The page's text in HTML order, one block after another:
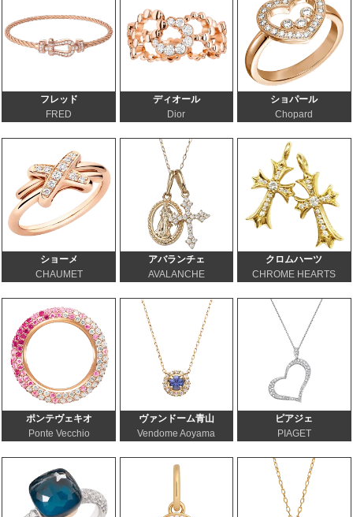
フレッド
FRED
ディオール
Dior
ショパール
Chopard
ショーメ
CHAUMET
アバランチェ
AVALANCHE
クロムハーツ
CHROME HEARTS
ポンテヴェキオ
Ponte Vecchio
ヴァンドーム青山
Vendome Aoyama
ピアジェ
PIAGET